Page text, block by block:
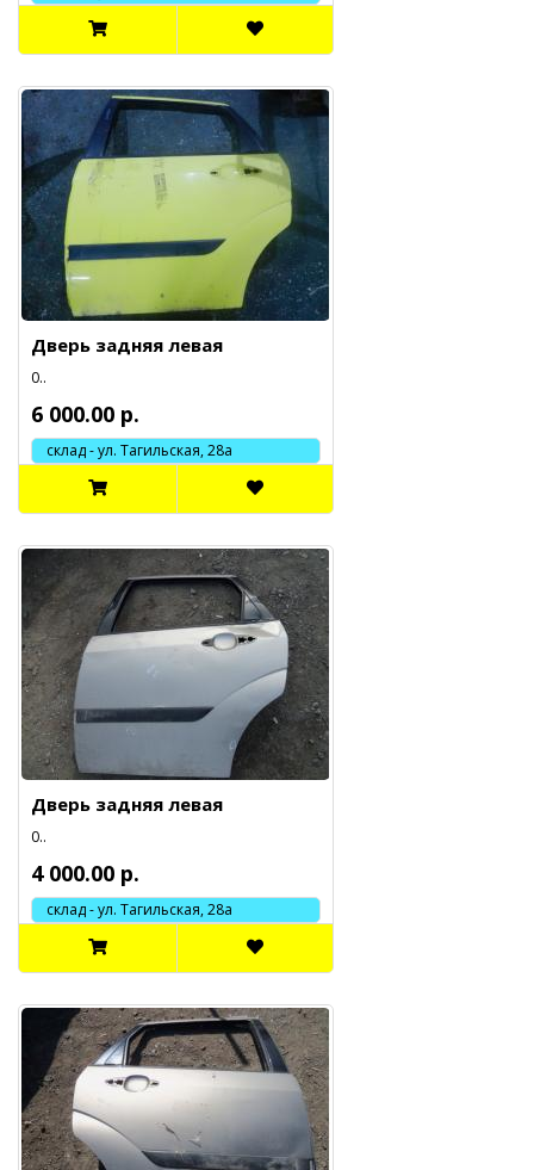
Дверь задняя левая
0..
6 000.00 р.
склад - ул. Тагильская, 28а
Дверь задняя левая
0..
4 000.00 р.
склад - ул. Тагильская, 28а